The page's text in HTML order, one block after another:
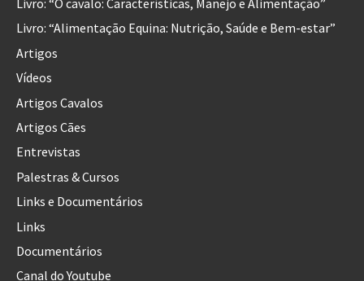
Livro: “O cavalo: Características, Manejo e Alimentação”
Livro: “Alimentação Equina: Nutrição, Saúde e Bem-estar”
Artigos
Vídeos
Artigos Cavalos
Artigos Cães
Entrevistas
Palestras & Cursos
Links e Documentários
Links
Documentários
Canal do Youtube